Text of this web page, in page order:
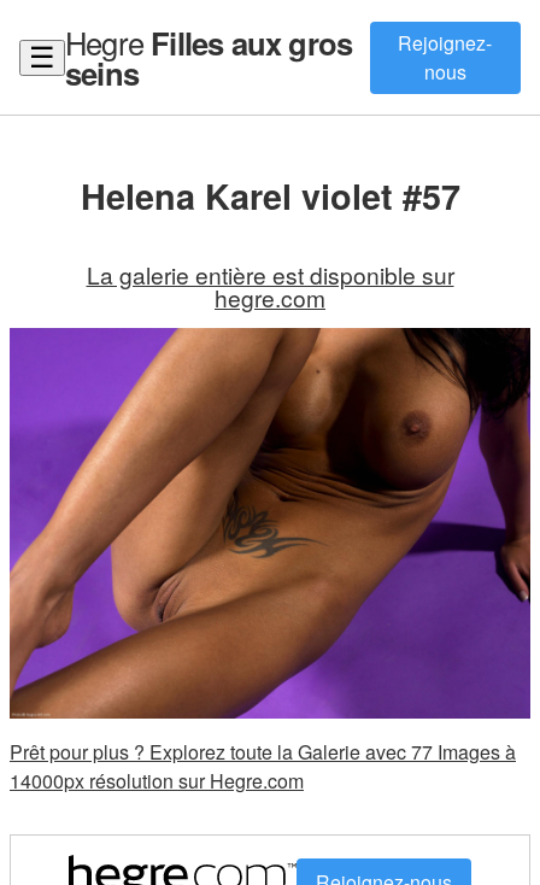
☰ Hegre Filles aux gros
seins
Rejoignez-
nous
Helena Karel violet #57
La galerie entière est disponible sur
hegre.com
Prêt pour plus ? Explorez toute la Galerie avec 77 Images à
14000px résolution sur Hegre.com